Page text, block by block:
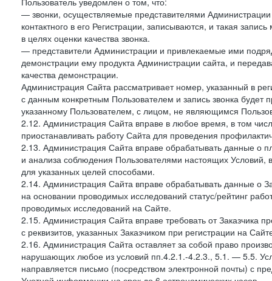
— звонки, осуществляемые представителями
контактного в его Регистрации, записываются, и такая
в целях оценки качества звонка.
— представители Администрации и привлекаемые ими
демонстрации ему продукта Администрации сайта, и
качества демонстрации.
Администрация Сайта рассматривает номер, указанный в
с данным конкретным Пользователем и запись звонка будет
указанному Пользователем, с лицом, не являющимся
2.12. Администрация Сайта вправе в любое время, в том
приостанавливать работу Сайта для проведения
2.13. Администрация Сайта вправе обрабатывать данные о
и анализа соблюдения Пользователями настоящих
для указанных целей способами.
2.14. Администрация Сайта вправе обрабатывать данные о
на основании проводимых исследований статус/рейтинг
проводимых исследований на Сайте.
2.15. Администрация Сайта вправе требовать от Заказчика
с реквизитов, указанных Заказчиком при регистрации на
2.16. Администрация Сайта оставляет за собой право
нарушающих любое из условий пп.4.2.1.-4.2.3., 5.1. — 5.5.
направляется письмо (посредством электронной почты) с